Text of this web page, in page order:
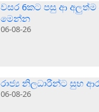
වසර 6කට පසු ආ අලුත්ම
මෙන්න
06-08-26
රාජ්‍ය නිලධාරීන්ට සුභ
06-08-26